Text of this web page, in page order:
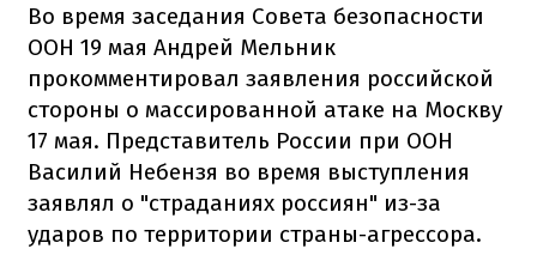
Во время заседания Совета безопасности
ООН 19 мая Андрей Мельник
прокомментировал заявления российской
стороны о массированной атаке на Москву
17 мая. Представитель России при ООН
Василий Небензя во время выступления
заявлял о "страданиях россиян" из-за
ударов по территории страны-агрессора.